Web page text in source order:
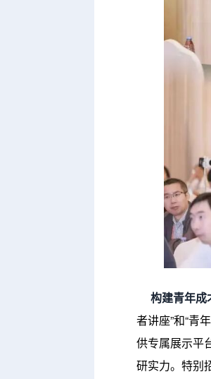
构建青年成
者讲座”和“青
供专属展示平
研实力。特别